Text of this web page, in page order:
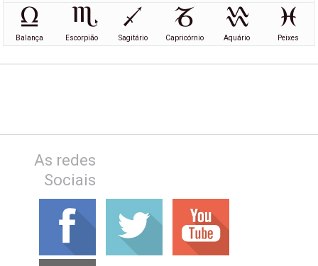
Balança Escorpião Sagitário Capricórnio Aquário Peixes
As redes
Sociais